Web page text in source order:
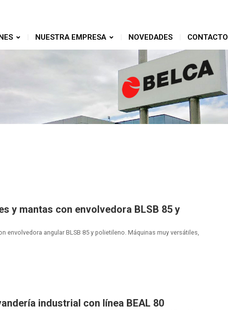
NUESTRA EMPRESA NOVEDADES CONTACTO
y mantas con envolvedora BLSB 85 y
envolvedora angular BLSB 85 y polietileno. Máquinas muy versátiles,
industrial con línea BEAL 80